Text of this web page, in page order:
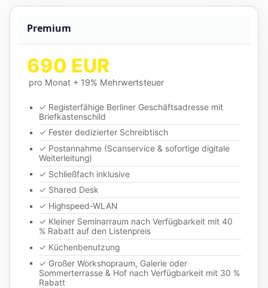
Premium
690 EUR
pro Monat + 19% Mehrwertsteuer
✓ Registerfähige Berliner Geschäftsadresse mit
Briefkastenschild
✓ Fester dedizierter Schreibtisch
✓ Postannahme (Scanservice & sofortige digitale
Weiterleitung)
✓ Schließfach inklusive
✓ Shared Desk
✓ Highspeed-WLAN
✓ Kleiner Seminarraum nach Verfügbarkeit mit 40
% Rabatt auf den Listenpreis
✓ Küchenbenutzung
✓ Großer Workshopraum, Galerie oder
Sommerterrasse & Hof nach Verfügbarkeit mit 30 %
Rabatt